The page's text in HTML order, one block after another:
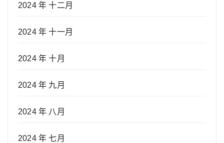
2024 年 十二月
2024 年 十一月
2024 年 十月
2024 年 九月
2024 年 八月
2024 年 七月